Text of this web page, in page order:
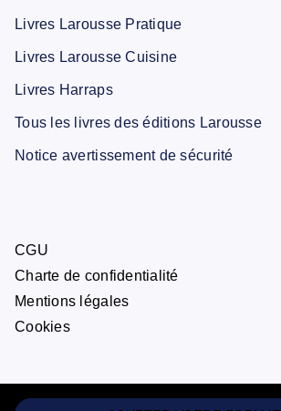
Livres Larousse Pratique
Livres Larousse Cuisine
Livres Harraps
Tous les livres des éditions Larousse
Notice avertissement de sécurité
CGU
Charte de confidentialité
Mentions légales
Cookies